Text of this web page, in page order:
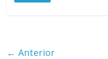
← Anterior